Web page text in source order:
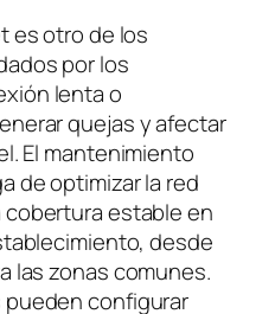
es otro de los
por los
lenta o
quejas y afectar
El mantenimiento
de optimizar la red
cobertura estable en
desde
las zonas comunes.
configurar